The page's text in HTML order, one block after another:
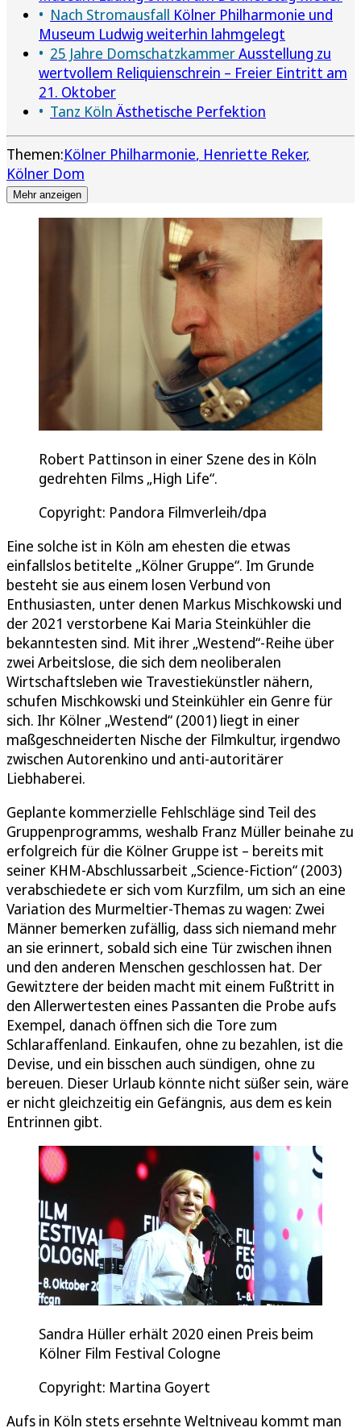
Nach Stromausfall Kölner Philharmonie und
Museum Ludwig weiterhin lahmgelegt
25 Jahre DomschatzkammerAusstellung zu
wertvollem Reliquienschrein – Freier Eintritt am
21. Oktober
Tanz Köln Ästhetische Perfektion
Themen:Kölner Philharmonie Henriette Reker
Kölner Dom
Mehr anzeigen
Robert Pattinson in einer Szene des in Köln
gedrehten Films „High Life“.
Copyright: Pandora Filmverleih/dpa
Eine solche ist in Köln am ehesten die etwas
einfallslos betitelte „Kölner Gruppe“. Im Grunde
besteht sie aus einem losen Verbund von
Enthusiasten, unter denen Markus Mischkowski und
der 2021 verstorbene Kai Maria Steinkühler die
bekanntesten sind. Mit ihrer „Westend“-Reihe über
zwei Arbeitslose, die sich dem neoliberalen
Wirtschaftsleben wie Travestiekünstler nähern,
schufen Mischkowski und Steinkühler ein Genre für
sich. Ihr Kölner „Westend“ (2001) liegt in einer
maßgeschneiderten Nische der Filmkultur, irgendwo
zwischen Autorenkino und anti-autoritärer
Liebhaberei.
Geplante kommerzielle Fehlschläge sind Teil des
Gruppenprogramms, weshalb Franz Müller beinahe zu
erfolgreich für die Kölner Gruppe ist – bereits mit
seiner KHM-Abschlussarbeit „Science-Fiction“ (2003)
verabschiedete er sich vom Kurzfilm, um sich an eine
Variation des Murmeltier-Themas zu wagen: Zwei
Männer bemerken zufällig, dass sich niemand mehr
an sie erinnert, sobald sich eine Tür zwischen ihnen
und den anderen Menschen geschlossen hat. Der
Gewitztere der beiden macht mit einem Fußtritt in
den Allerwertesten eines Passanten die Probe aufs
Exempel, danach öffnen sich die Tore zum
Schlaraffenland. Einkaufen, ohne zu bezahlen, ist die
Devise, und ein bisschen auch sündigen, ohne zu
bereuen. Dieser Urlaub könnte nicht süßer sein, wäre
er nicht gleichzeitig ein Gefängnis, aus dem es kein
Entrinnen gibt.
Sandra Hüller erhält 2020 einen Preis beim
Kölner Film Festival Cologne
Copyright: Martina Goyert
Aufs in Köln stets ersehnte Weltniveau kommt man